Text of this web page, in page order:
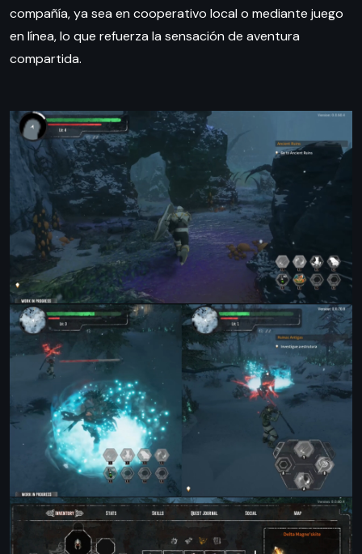
compañía, ya sea en cooperativo local o mediante juego
en línea, lo que refuerza la sensación de aventura
compartida.